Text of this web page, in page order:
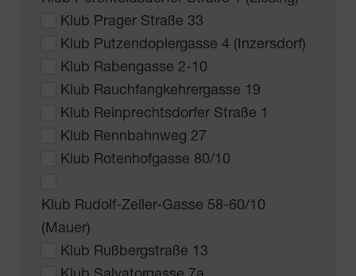
Klub Prager Straße 33
Klub Putzendoplergasse 4 (Inzersdorf)
Klub Rabengasse 2-10
Klub Rauchfangkehrergasse 19
Klub Reinprechtsdorfer Straße 1
Klub Rennbahnweg 27
Klub Rotenhofgasse 80/10
Klub Rudolf-Zeller-Gasse 58-60/10
(Mauer)
Klub Rußbergstraße 13